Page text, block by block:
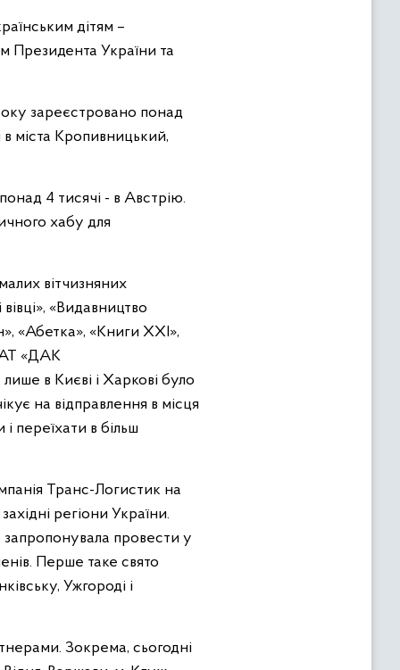
Президента України та
зареєстровано понад
в міста Кропивницький,
4 тисячі - в Австрію.
хабу для
вітчизняних
«Видавництво
«Абетка», «Книги XXI»,
АТ «ДАК
в Києві і Харкові було
на відправлення в місця
переїхати в більш
Транс-Логистик на
регіони України.
запропонувала провести у
Перше таке свято
Ужгороді і
Зокрема, сьогодні